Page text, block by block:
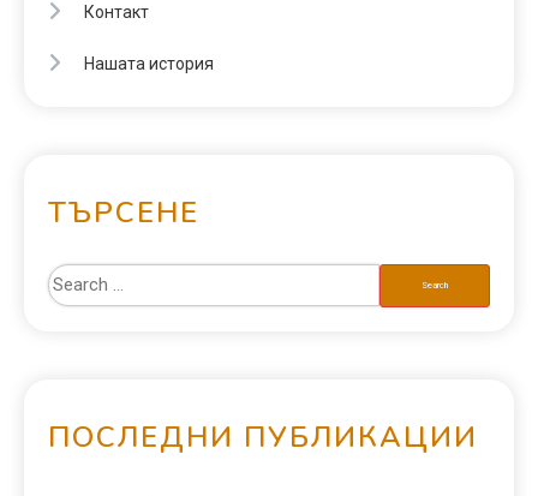
Контакт
Нашата история
ТЪРСЕНЕ
ПОСЛЕДНИ ПУБЛИКАЦИИ